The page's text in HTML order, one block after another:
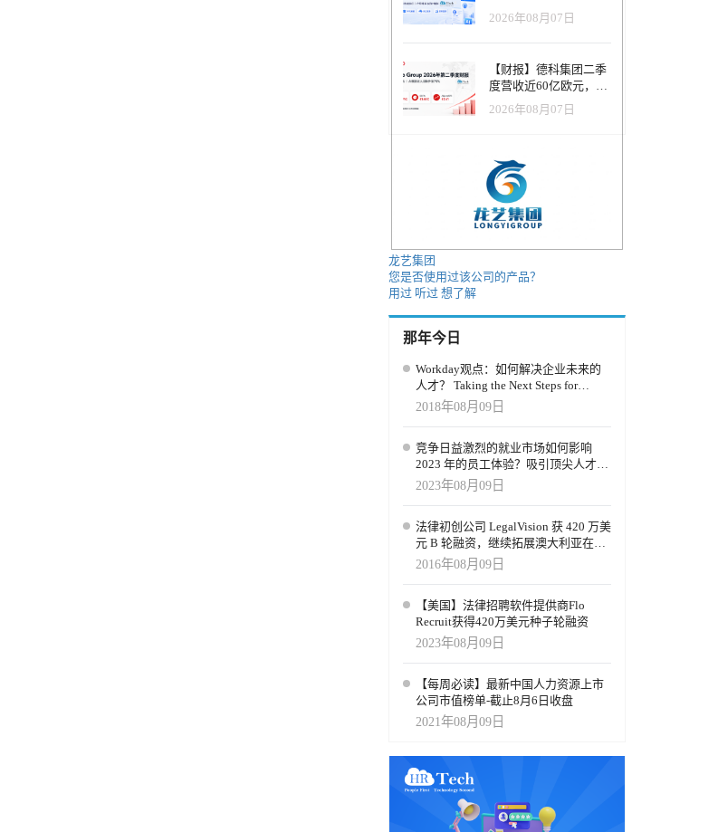
正的增长机会
2026年08月07日
【财报】德科集团二季
度营收近60亿欧元，其
中AI代理已覆盖50%收
入，招聘服务进入运营
2026年08月07日
龙艺集团
您是否使用过该公司的产品？
用过 听过 想了解
那年今日
Workday观点：如何解决企业未来的
人才？ Taking the Next Steps for
Tomorrow's Talent
2018年08月09日
竞争日益激烈的就业市场如何影响
2023 年的员工体验？吸引顶尖人才，
培养员工更高的应变能力
2023年08月09日
法律初创公司 LegalVision 获 420 万美
元 B 轮融资，继续拓展澳大利亚在线
法律市场
2016年08月09日
【美国】法律招聘软件提供商Flo
Recruit获得420万美元种子轮融资
2023年08月09日
【每周必读】最新中国人力资源上市
公司市值榜单-截止8月6日收盘
2021年08月09日